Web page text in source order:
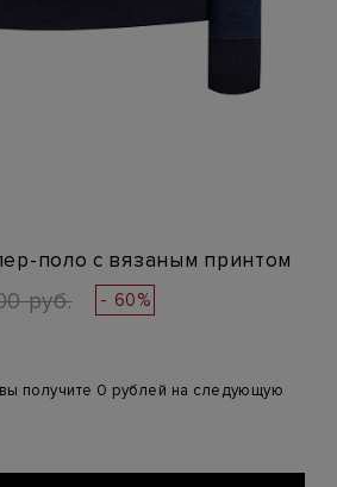
поло с вязаным принтом
руб. - 60%
получите 0 рублей на следующую